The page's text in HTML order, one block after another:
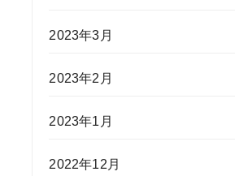
2023年3月
2023年2月
2023年1月
2022年12月